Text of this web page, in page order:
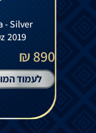
- Silver
2019
890 ₪
לעמוד